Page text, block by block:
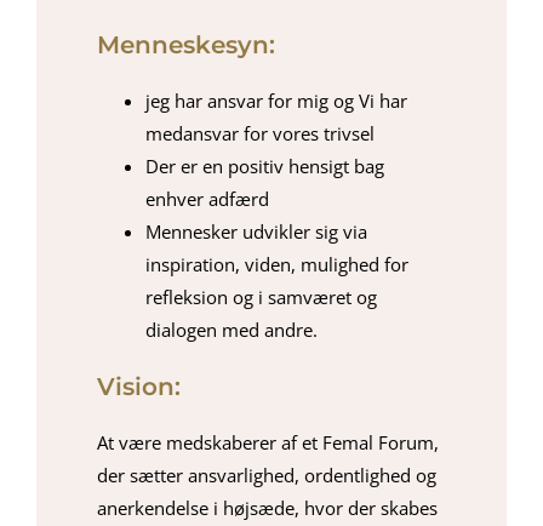
Menneskesyn:
jeg har ansvar for mig og Vi har
medansvar for vores trivsel
Der er en positiv hensigt bag
enhver adfærd
Mennesker udvikler sig via
inspiration, viden, mulighed for
refleksion og i samværet og
dialogen med andre.
Vision:
At være medskaberer af et Femal Forum,
der sætter ansvarlighed, ordentlighed og
anerkendelse i højsæde, hvor der skabes